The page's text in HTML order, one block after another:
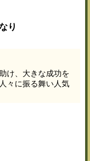
り
け、大きな成功を
々に振る舞い人気